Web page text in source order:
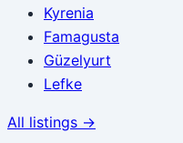
Kyrenia
Famagusta
Güzelyurt
Lefke
All listings →